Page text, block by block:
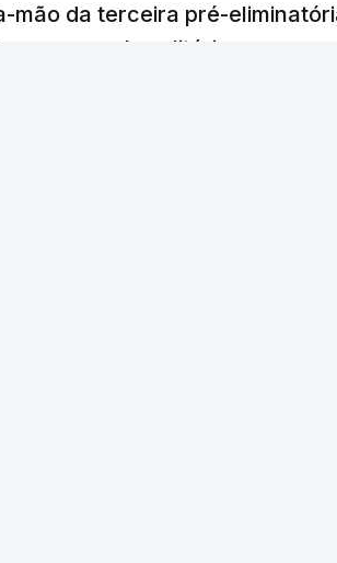
mão da terceira pré-
um golo solitário.